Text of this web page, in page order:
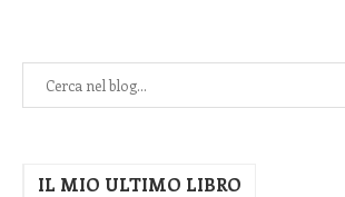
IL MIO ULTIMO LIBRO